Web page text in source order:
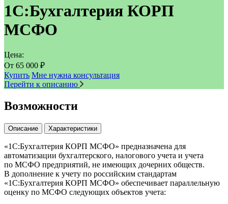
1С:Бухгалтерия КОРП
МСФО
Цена:
От 65 000 ₽
Купить Мне нужна консультация
Перейти к описанию
Возможности
Описание Характеристики
«1С:Бухгалтерия КОРП МСФО» предназначена для
автоматизации бухгалтерского, налогового учета и учета
по МСФО предприятий, не имеющих дочерних обществ.
В дополнение к учету по российским стандартам
«1С:Бухгалтерия КОРП МСФО» обеспечивает параллельную
оценку по МСФО следующих объектов учета: